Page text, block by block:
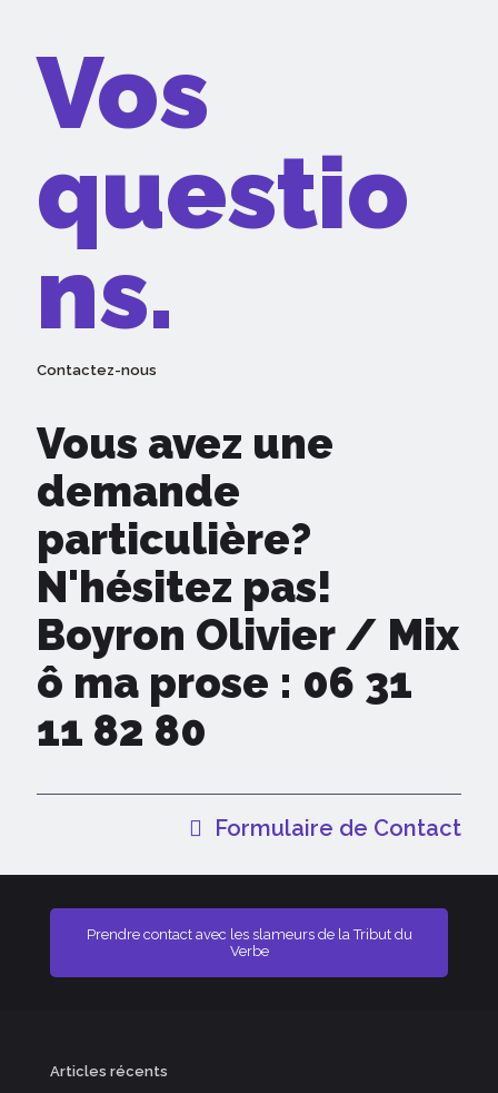
Vos
questio
ns.
Contactez-nous
Vous avez une
demande
particulière?
N'hésitez pas!
Boyron Olivier / Mix
ô ma prose : 06 31
11 82 80
Formulaire de Contact
Prendre contact avec les slameurs de la Tribut du
Verbe
Articles récents